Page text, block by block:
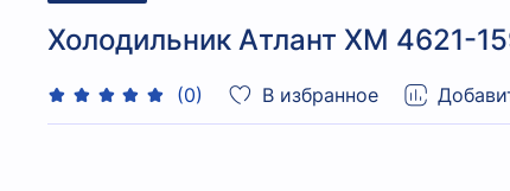
Холодильник Атлант XM 4621-
(0) В избранное